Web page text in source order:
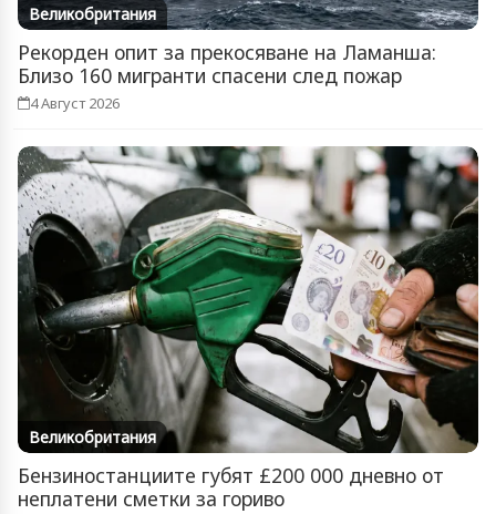
Великобритания
Рекорден опит за прекосяване на Ламанша:
Близо 160 мигранти спасени след пожар
4 Август 2026
Великобритания
Бензиностанциите губят £200 000 дневно от
неплатени сметки за гориво